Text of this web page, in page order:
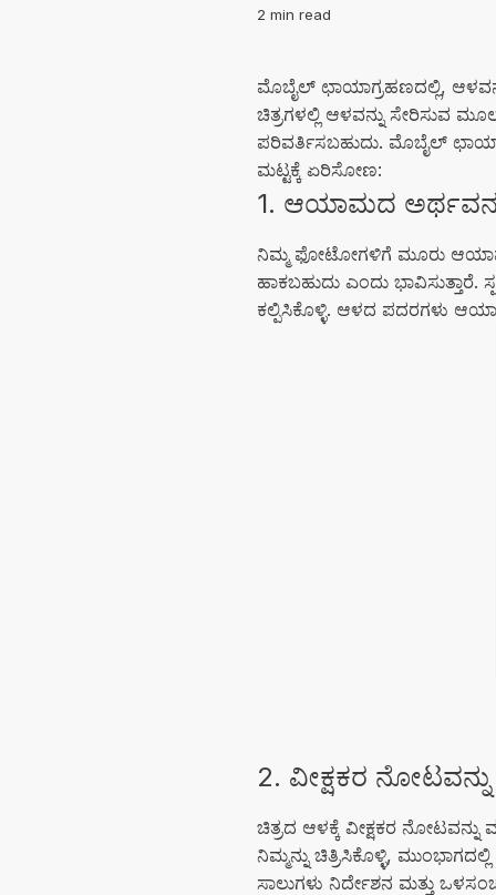
2 min read
ಮೊಬೈಲ್ ಛಾಯಾಗ್ರಹಣದಲ್ಲಿ,
ಚಿತ್ರಗಳಲ್ಲಿ ಆಳವನ್ನು ಸೇರಿಸುವ
ಪರಿವರ್ತಿಸಬಹುದು. ಮೊಬೈಲ್
ಮಟ್ಟಕ್ಕೆ ಏರಿಸೋಣ:
1. ಆಯಾಮದ
ನಿಮ್ಮ ಫೋಟೋಗಳಿಗೆ ಮೂರು ಆಯಾಮದ
ಹಾಕಬಹುದು ಎಂದು
ಕಲ್ಪಿಸಿಕೊಳ್ಳಿ. ಆಳದ ಪದರಗಳು
2. ವೀಕ್ಷಕರ ನೋಟವನ್ನು
ಚಿತ್ರದ ಆಳಕ್ಕೆ ವೀಕ್ಷಕರ
ನಿಮ್ಮನ್ನು ಚಿತ್ರಿಸಿಕೊಳ್ಳಿ,
ಸಾಲುಗಳು ನಿರ್ದೇಶನ ಮತ್ತು